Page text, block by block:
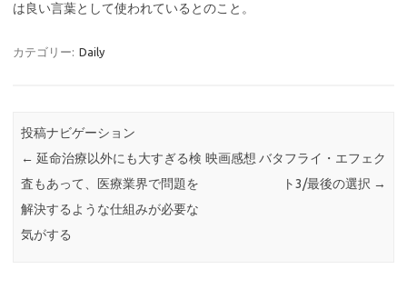
は良い言葉として使われているとのこと。
カテゴリー: Daily
投稿ナビゲーション
← 延命治療以外にも大すぎる検
査もあって、医療業界で問題を
解決するような仕組みが必要な
気がする
映画感想 バタフライ・エフェク
ト3/最後の選択 →